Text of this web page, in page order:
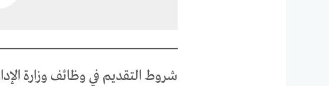
شروط التقديم في وظائف وزارة